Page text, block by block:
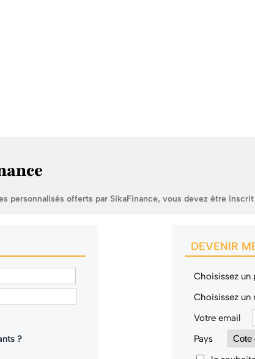
personnalisés offerts par SikaFinance, vous devez être
?
DEVENIR
Choisissez un
Choisissez un
Votre email
Pays